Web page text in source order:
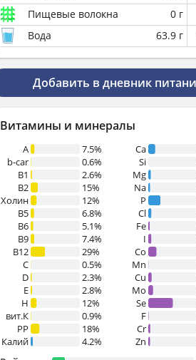
Пищевые волокна
0 г
Вода
63.9 г
Добавить в дневник
Витамины и минералы
A
7.5%
b-car
0.6%
В1
2.6%
B2
15%
Холин
12%
B5
6.8%
B6
5.1%
B9
7.4%
B12
29%
C
0.5%
D
2.3%
E
2.8%
H
12%
вит.К
0.9%
PP
18%
Калий
4.2%
Ca
Si
Mg
Na
P
Cl
Fe
I
Co
Mn
Cu
Mo
Se
F
Cr
Zn